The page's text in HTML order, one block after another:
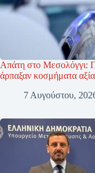
Απάτη στο Μεσολόγγι:
άρπαξαν κοσμήματα
7 Αυγούστου,